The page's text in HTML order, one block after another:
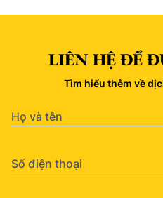
Đắk Lắk 1 làm chủ đầu tư. Đây
LIÊN HỆ ĐỂ
Tìm hiểu thêm về